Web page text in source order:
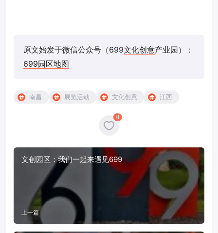
原文始发于微信公众号（699文化创意产业园）：
699园区地图
南昌 展览活动 文化创意 江西
0
文创园区：我们一起来遇见699
上一篇